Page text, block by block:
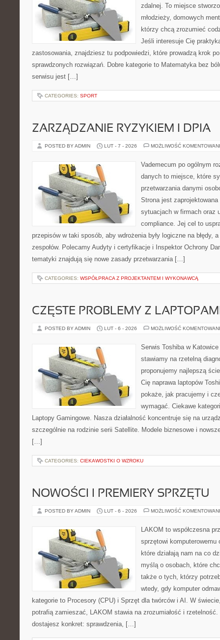
zdalnej. To miejsce
młodzieży, domowych
którzy chcą zrozumieć
Jeśli interesuje Cię
zastosowania, znajdziesz tu podpowiedzi, które prowadzą krok
sprawdzonych rozwiązań. Dobre kategorie to Matematyka bez
serwisu jest […]
CATEGORIES: SPORT
ZARZĄDZANIE RYZYKIEM I DPIA
POSTED BY ADMIN LUT - 7 - 2026 MOŻLIWOŚĆ
Vademecum po ogólnym
danych to miejsce, które
przetwarzania danymi
Strona jest
sytuacjach w firmach oraz
compliance. Jej cel to
przepisów w taki sposób, aby wdrożenia były logiczne na błędy,
zespołów. Polecamy Audyty i certyfikacje i Inspektor Ochrony
tematyki znajdują się nowe zasady przetwarzania […]
CATEGORIES: WSPÓŁPRACA Z PROJEKTANTEM I WYKONAWCĄ
CZĘSTE PROBLEMY Z
POSTED BY ADMIN LUT - 6 - 2026 MOŻLIWOŚĆ
Serwis Toshiba w
stawiamy na rzetelną
proponujemy najlepszą
Cię naprawa laptopów
pokaże, jak pracujemy i
wymagać. Ciekawe
Laptopy Gamingowe. Nasza działalność koncentruje się na
szczególnie na rodzinie serii Satellite. Modele biznesowe i
[…]
CATEGORIES: CIEKAWOSTKI O WZROKU
NOWOŚCI I PREMIERY SPRZĘTU
POSTED BY ADMIN LUT - 6 - 2026 MOŻLIWOŚĆ
LAKOM to współczesna
sprzętowi komputerowemu
które działają nam na co
myślą o osobach, które
także o tych, którzy
wtedy, gdy komputer
kategorie to Procesory (CPU) i Sprzęt dla twórców i AI. W
potrafią zamieszać, LAKOM stawia na zrozumiałość i
dostajesz konkret: sprawdzenia, […]